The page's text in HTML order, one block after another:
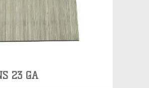
23 GA